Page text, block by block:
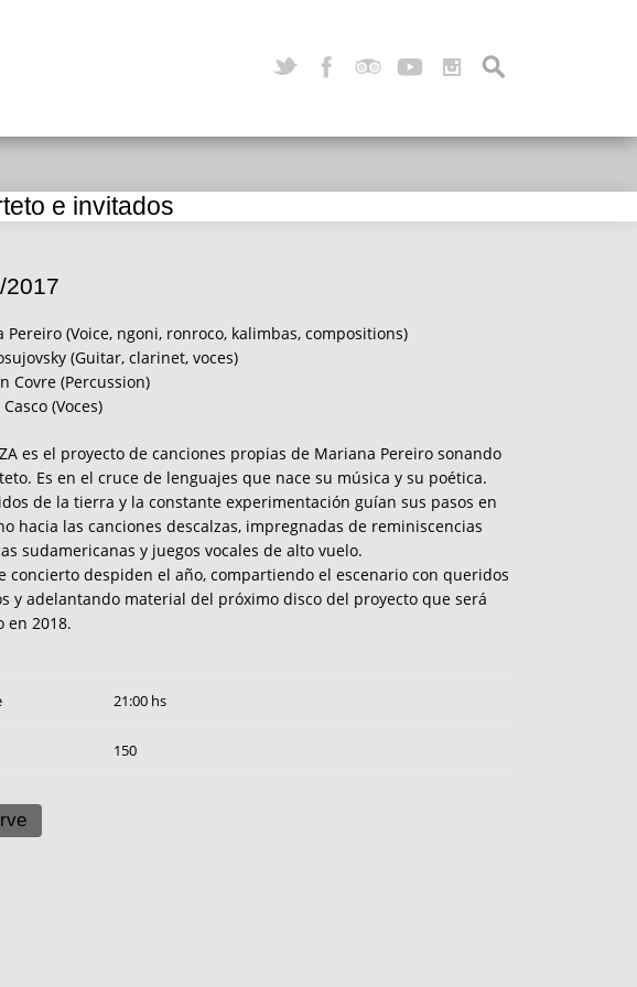
e invitados​
2017
Pereiro (Voice, ngoni, ronroco, kalimbas, compositions)
(Guitar, clarinet, voces)
Covre (Percussion)
(Voces)
es el proyecto de canciones propias de Mariana Pereiro sonando
Es en el cruce de lenguajes que nace su música y su poética.
de la tierra y la constante experimentación guían sus pasos en
hacia las canciones descalzas, impregnadas de reminiscencias
sudamericanas y juegos vocales de alto vuelo.
concierto despiden el año, compartiendo el escenario con queridos
y adelantando material del próximo disco del proyecto que será
en 2018.
21:00 hs
150